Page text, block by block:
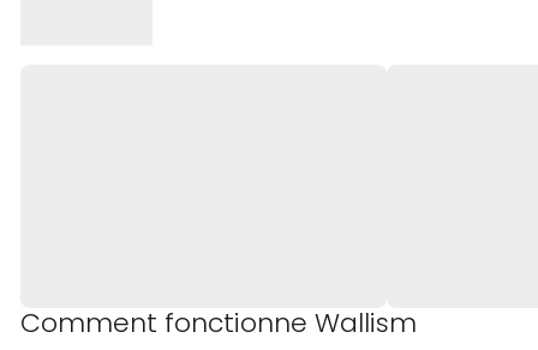
Comment fonctionne Wallism